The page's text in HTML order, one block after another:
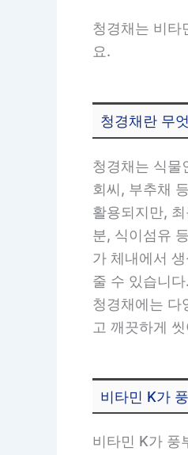
청경채는 비타
요.
청경채란 무
청경채는 식물
회씨, 부추채
활용되지만,
분, 식이섬유
가 체내에서
줄 수 있습니
청경채에는 다
고 깨끗하게
비타민 K가
비타민 K가 풍